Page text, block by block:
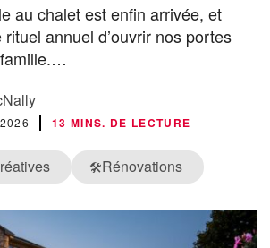
au chalet est enfin arrivée, et
annuel d’ouvrir nos portes
13 MINS. DE LECTURE
🛠️Rénovations